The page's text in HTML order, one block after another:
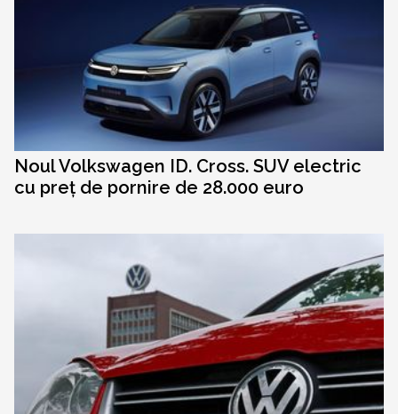
Noul Volkswagen ID. Cross. SUV electric
cu preț de pornire de 28.000 euro